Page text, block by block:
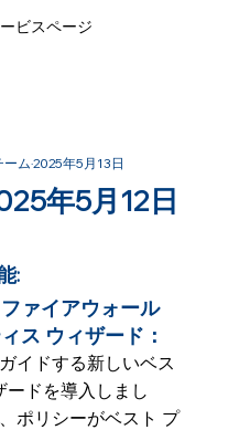
ビスページ
年5月12日
ーム2025年5月13日
:
ァイアウォール
ス ウィザード：
イドする新しいベス
ードを導入しまし
ポリシーがベスト プ